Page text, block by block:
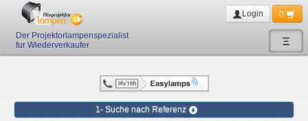
Ξ
Der Projektorlampenspezialist
fur Wiederverkaufer
Login 0
1- Suche nach Referenz